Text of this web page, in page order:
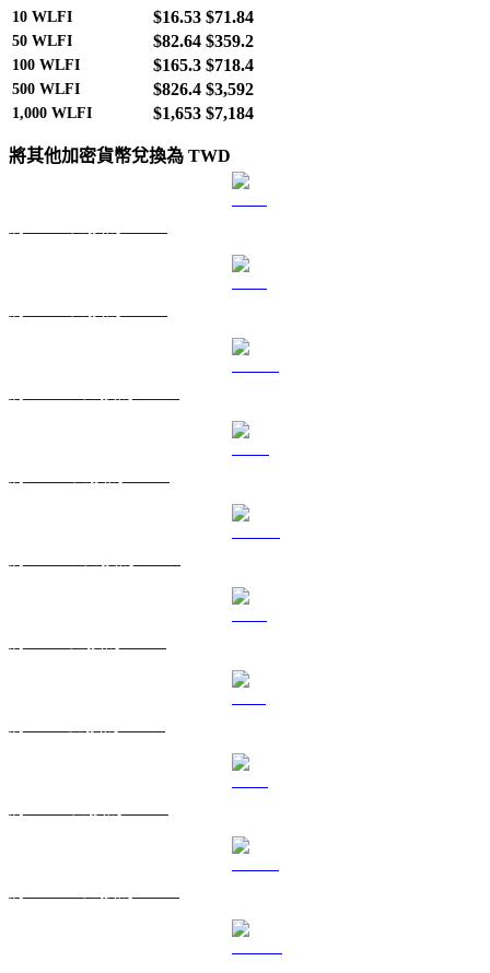
10 WLFI $16.53 $71.84
50 WLFI $82.64 $359.2
100 WLFI $165.3 $718.4
500 WLFI $826.4 $3,592
1,000 WLFI $1,653 $7,184
將其他加密貨幣兌換為 TWD